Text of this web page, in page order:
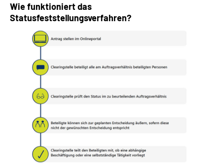
Wie funktioniert das
Statusfeststellungsverfahren?